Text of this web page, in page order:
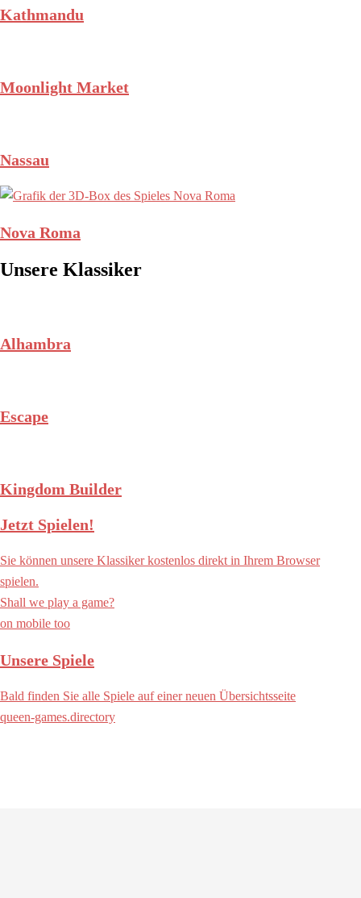
Kathmandu
Moonlight Market
Nassau
Nova Roma
Unsere Klassiker
Alhambra
Escape
Kingdom Builder
Jetzt Spielen!
Sie können unsere Klassiker kostenlos direkt in Ihrem Browser
spielen.
Shall we play a game?
on mobile too
Unsere Spiele
Bald finden Sie alle Spiele auf einer neuen Übersichtsseite
queen-games.directory